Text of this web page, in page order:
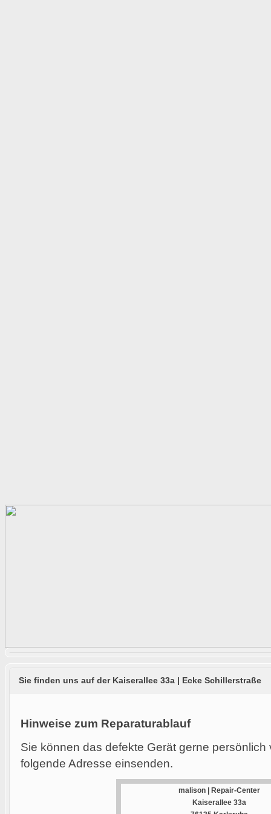
Sie finden uns auf der Kaiserallee 33a | Ecke Schillerstraße
Hinweise zum Reparaturablauf
Sie können das defekte Gerät gerne
folgende Adresse einsenden.
malison | Repair-Center
Kaiserallee 33a